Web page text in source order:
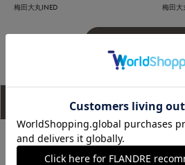
梅田大丸INED 梅田大
アイテム説明 サイズ詳細
インナーとして程よい襟ぐりのバラン
た際も大き過ぎないシルエットが魅